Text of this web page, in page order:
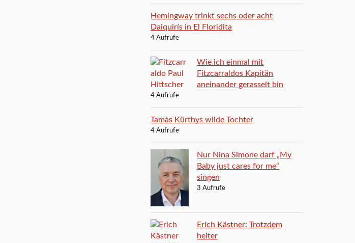
Hemingway trinkt sechs oder acht
Daiquirís in El Floridita
4 Aufrufe
Wie ich einmal mit
Fitzcarraldos Kapitän
aneinander gerasselt bin
4 Aufrufe
Tamás Kürthys wilde Tochter
4 Aufrufe
Nur Nina Simone darf „My
Baby just cares for me“
singen
3 Aufrufe
Erich Kästner: Trotzdem
heiter